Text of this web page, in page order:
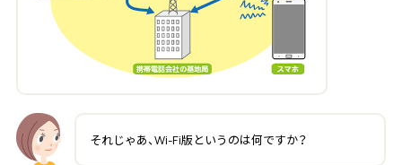
それじゃあ、Wi-Fi版というのは何ですか？